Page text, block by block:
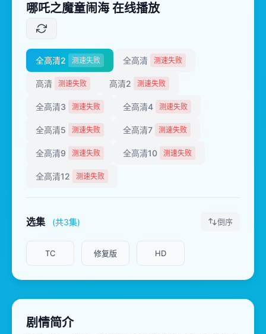
哪吒之魔童闹海 在线播放
全高清2 测速失败 全高清 测速失败
高清 测速失败 高清2 测速失败
全高清3 测速失败 全高清4 测速失败
全高清5 测速失败 全高清7 测速失败
全高清9 测速失败 全高清10 测速失败
全高清12 测速失败
选集 (共3集) 倒序
TC 修复版 HD
剧情简介